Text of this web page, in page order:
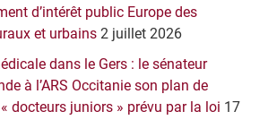
d’intérêt public Europe des
et urbains 2 juillet 2026
dans le Gers : le sénateur
à l’ARS Occitanie son plan de
docteurs juniors » prévu par la loi 17